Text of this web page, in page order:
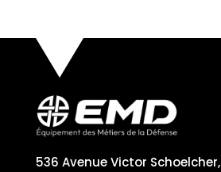
536 Avenue Victor Schoelcher,